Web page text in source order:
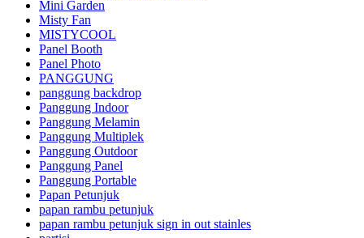
Mini Garden
Misty Fan
MISTYCOOL
Panel Booth
Panel Photo
PANGGUNG
panggung backdrop
Panggung Indoor
Panggung Melamin
Panggung Multiplek
Panggung Outdoor
Panggung Panel
Panggung Portable
Papan Petunjuk
papan rambu petunjuk
papan rambu petunjuk sign in out stainles